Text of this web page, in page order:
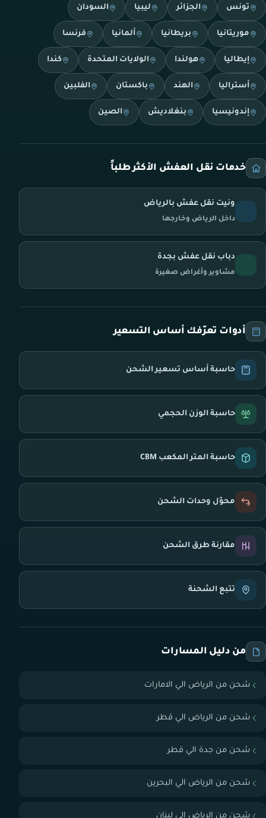
تونس الجزائر ليبيا السودان
موريتانيا بريطانيا ألمانيا فرنسا
إيطاليا هولندا الولايات المتحدة كندا
أستراليا الهند باكستان الفلبين
إندونيسيا بنغلاديش الصين
خدمات نقل العفش الأكثر طلباً
ونيت نقل عفش بالرياض
داخل الرياض وخارجها
دباب نقل عفش بجدة
مشاوير وأغراض صغيرة
أدوات تعرّفك أساس التسعير
حاسبة أساس تسعير الشحن
حاسبة الوزن الحجمي
حاسبة المتر المكعب CBM
محوّل وحدات الشحن
مقارنة طرق الشحن
تتبع الشحنة
من دليل المسارات
شحن من الرياض الي الامارات
شحن من الرياض الي قطر
شحن من جدة الي قطر
شحن من الرياض الي البحرين
شحن من الرياض الي لبنان